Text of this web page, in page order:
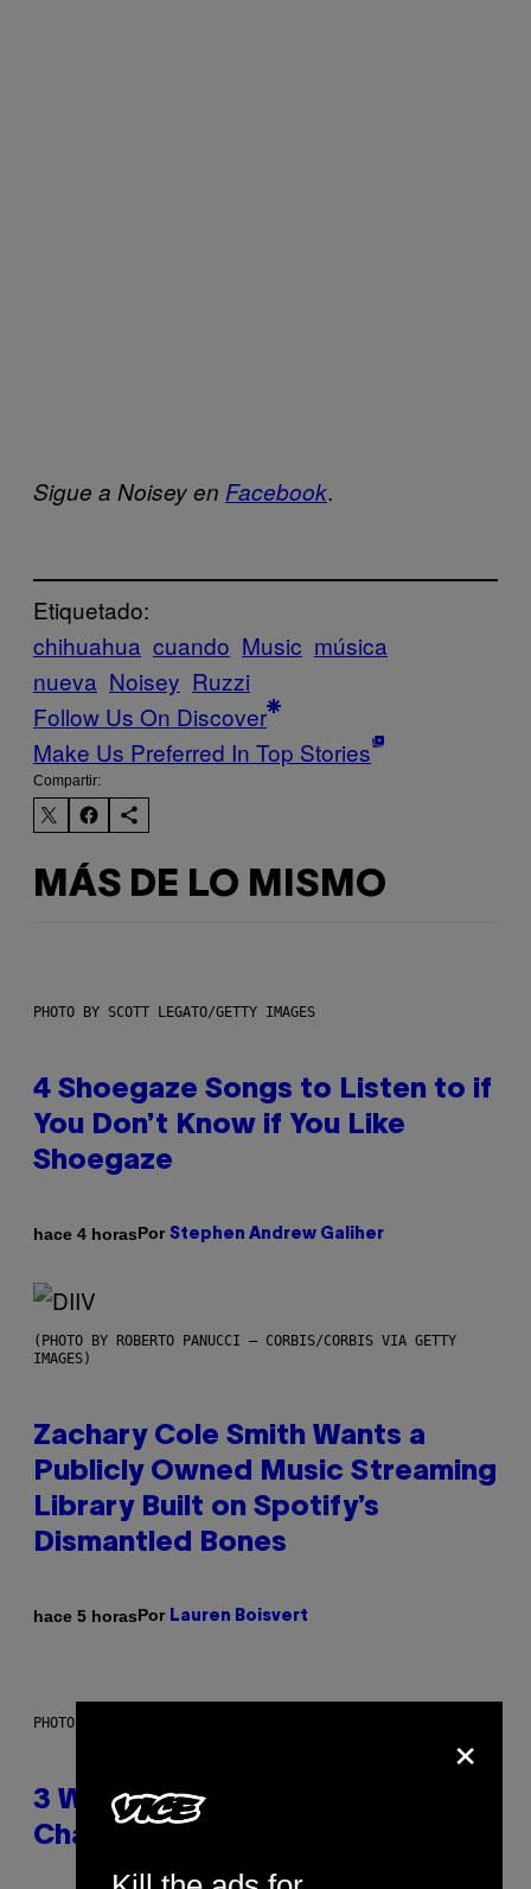
Sigue a Noisey en Facebook.
Etiquetado:
chihuahua cuando Music música
nueva Noisey Ruzzi
Follow Us On Discover
Make Us Preferred In Top Stories
Compartir:
MÁS DE LO MISMO
PHOTO BY SCOTT LEGATO/GETTY IMAGES
4 Shoegaze Songs to Listen to if
You Don’t Know if You Like
Shoegaze
hace 4 horasPor Stephen Andrew Galiher
(PHOTO BY ROBERTO PANUCCI – CORBIS/CORBIS VIA GETTY
IMAGES)
Zachary Cole Smith Wants a
Publicly Owned Music Streaming
Library Built on Spotify’s
Dismantled Bones
hace 5 horasPor Lauren Boisvert
PHOTO ILLUSTRATION BY IAN WALDIE/GETTY IMAGES
3 Ways Your Music Taste
Changes as You Get Older
×